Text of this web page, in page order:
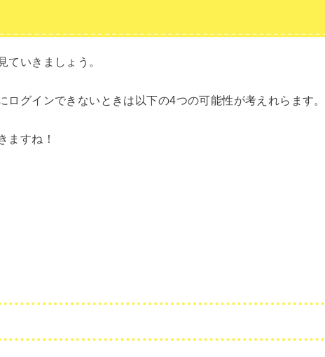
ていきましょう。
ログインできないときは以下の4つの可能性が考えれらます。
ますね！